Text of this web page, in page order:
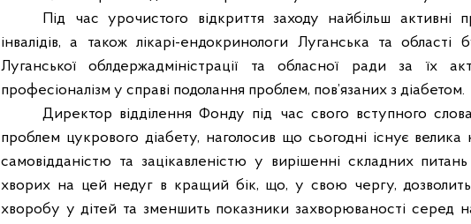
Під час урочистого відкриття заходу найбільш активні
інвалідів, а також лікарі-ендокринологи Луганська та
Луганської облдержадміністрації та обласної ради за їх
професіоналізм у справі подолання проблем, пов’язаних з діабетом.
Директор відділення Фонду під час свого вступного
проблем цукрового діабету, наголосив що сьогодні існує велика
самовідданістю та зацікавленістю у вирішенні складних
хворих на цей недуг в кращий бік, що, у свою чергу, дозволить
хворобу у дітей та зменшить показники захворюваності серед